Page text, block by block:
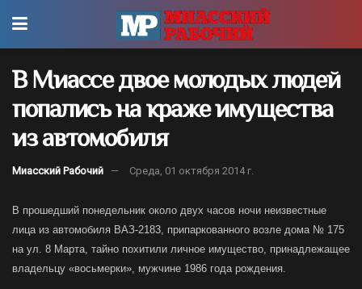
В Миассе двое молодых людей
попались на краже имущества
из автомобиля
Миасский Рабочий Среда, 01 октября 2014 г.
В прошедший понедельник около двух часов ночи неизвестные
лица из автомобиля ВАЗ-2183, припаркованного возле дома № 175
на ул. 8 Марта, тайно похитили личное имущество, принадлежащее
владельцу «восьмерки», мужчине 1986 года рождения.